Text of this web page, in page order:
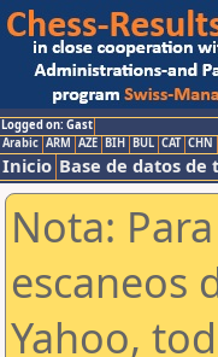
Logged on: Gast
Arabic ARM AZE BIH BUL CAT CHN
Inicio Base de datos de
Nota:
escaneos
Yahoo,